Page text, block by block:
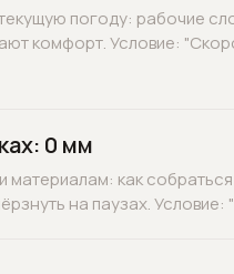
погоду: рабочие
комфорт. Условие:
0 мм
материалам: как
на паузах. Условие: